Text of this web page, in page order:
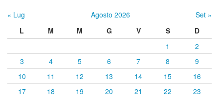
« Lug Agosto 2026
Set »
L
M M G V S
D
1
2
3
4 5 6 7 8
9
10
11 12 13 14 15
16
17
18 19 20 21 22
23